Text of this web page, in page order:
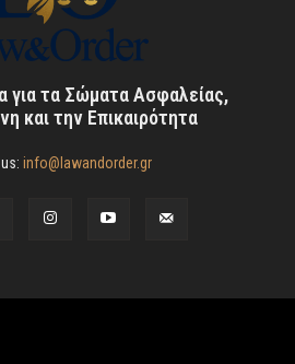
για τα Σώματα Ασφαλείας,
και την Επικαιρότητα
info@lawandorder.gr